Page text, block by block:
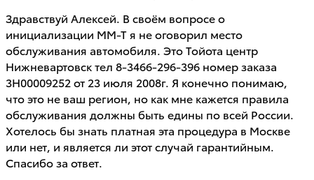
Здравствуй Алексей. В своём вопросе о
инициализации ММ-Т я не оговорил место
обслуживания автомобиля. Это Тойота центр
Нижневартовск тел 8-3466-296-396 номер заказа
3Н00009252 от 23 июля 2008г. Я конечно понимаю,
что это не ваш регион, но как мне кажется правила
обслуживания должны быть едины по всей России.
Хотелось бы знать платная эта процедура в Москве
или нет, и является ли этот случай гарантийным.
Спасибо за ответ.